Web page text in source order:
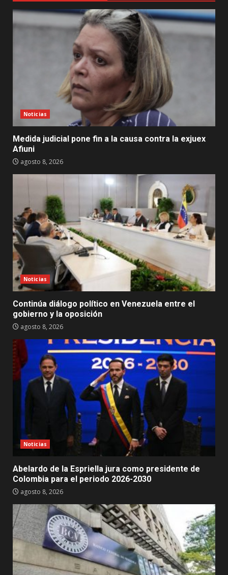
Noticias
Medida judicial pone fin a la causa contra la exjuex
Afiuni
agosto 8, 2026
Noticias
Continúa diálogo político en Venezuela entre el
gobierno y la oposición
agosto 8, 2026
Noticias
Abelardo de la Espriella jura como presidente de
Colombia para el periodo 2026-2030
agosto 8, 2026